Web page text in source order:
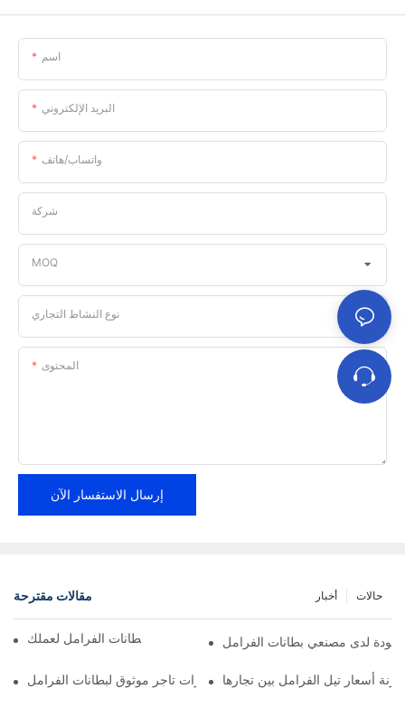
اسم
البريد الإلكتروني
واتساب/هاتف
شركة
MOQ
نوع النشاط التجاري
المحتوى
إرسال الاستفسار الآن
مقالات مقترحة حالات أخبار
إيجاد موزعين موثوقين لبطانات الفرامل لعملكلدى مصنعي بطانات الفرامل
أهم مميزات تاجر موثوق لبطانات الفراملأسعار تيل الفرامل بين تجارها